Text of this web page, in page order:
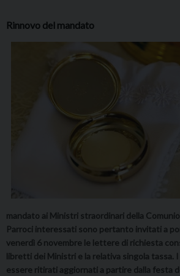
Rinnovo del mandato
mandato ai Ministri straordinari della
Parroci interessati sono pertanto invitati a
venerdì 6 novembre le lettere di richiesta
libretti dei Ministri e la relativa singola tassa.
essere ritirati aggiornati a partire dalla festa